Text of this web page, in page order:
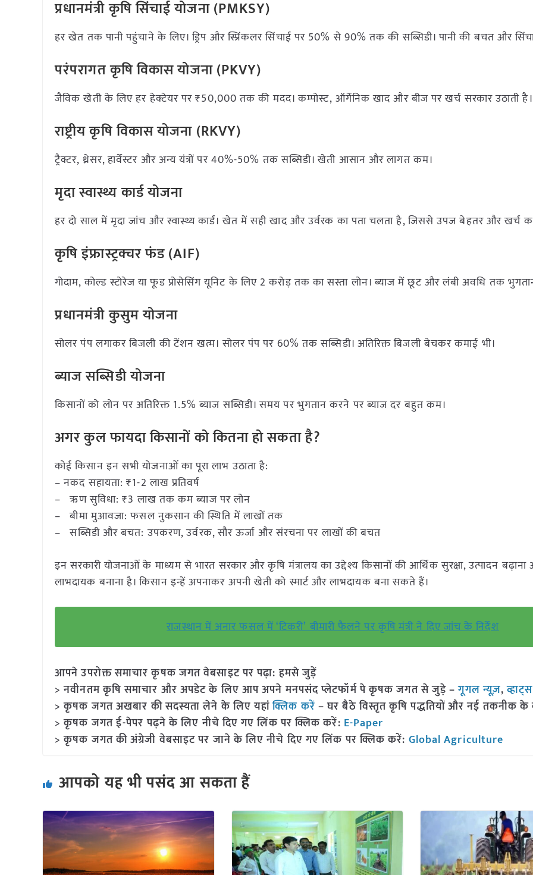
प्रधानमंत्री कृषि सिंचाई योजना (PMKSY)
हर खेत तक पानी पहुंचाने के लिए। ड्रिप और स्प्रिंकलर सिंचाई पर 50% से 90% तक की सब्सिडी। पानी की बचत और
परंपरागत कृषि विकास योजना (PKVY)
जैविक खेती के लिए हर हेक्टेयर पर ₹50,000 तक की मदद। कम्पोस्ट, ऑर्गेनिक खाद और बीज पर खर्च सरकार उठाती है।
राष्ट्रीय कृषि विकास योजना (RKVY)
ट्रैक्टर, थ्रेसर, हार्वेस्टर और अन्य यंत्रों पर 40%-50% तक सब्सिडी। खेती आसान और लागत कम।
मृदा स्वास्थ्य कार्ड योजना
हर दो साल में मृदा जांच और स्वास्थ्य कार्ड। खेत में सही खाद और उर्वरक का पता चलता है, जिससे उपज बेहतर और खर्च
कृषि इंफ्रास्ट्रक्चर फंड (AIF)
गोदाम, कोल्ड स्टोरेज या फूड प्रोसेसिंग यूनिट के लिए 2 करोड़ तक का सस्ता लोन। ब्याज में छूट और लंबी अवधि तक
प्रधानमंत्री कुसुम योजना
सोलर पंप लगाकर बिजली की टेंशन खत्म। सोलर पंप पर 60% तक सब्सिडी। अतिरिक्त बिजली बेचकर कमाई भी।
ब्याज सब्सिडी योजना
किसानों को लोन पर अतिरिक्त 1.5% ब्याज सब्सिडी। समय पर भुगतान करने पर ब्याज दर बहुत कम।
अगर कुल फायदा किसानों को कितना हो सकता है?
कोई किसान इन सभी योजनाओं का पूरा लाभ उठाता है:
– नकद सहायता: ₹1-2 लाख प्रतिवर्ष
– ऋण सुविधा: ₹3 लाख तक कम ब्याज पर लोन
– बीमा मुआवजा: फसल नुकसान की स्थिति में लाखों तक
– सब्सिडी और बचत: उपकरण, उर्वरक, सौर ऊर्जा और संरचना पर लाखों की बचत
इन सरकारी योजनाओं के माध्यम से भारत सरकार और कृषि मंत्रालय का उद्देश्य किसानों की आर्थिक सुरक्षा, उत्पादन
लाभदायक बनाना है। किसान इन्हें अपनाकर अपनी खेती को स्मार्ट और लाभदायक बना सकते हैं।
राजस्थान में अनार फसल में ‘टिकरी’ बीमारी फैलने पर कृषि मंत्री ने दिए जांच के निर्देश
आपने उपरोक्त समाचार कृषक जगत वेबसाइट पर पढ़ा: हमसे जुड़ें
> नवीनतम कृषि समाचार और अपडेट के लिए आप अपने मनपसंद प्लेटफॉर्म पे कृषक जगत से जुड़े –गूगल न्यूज़,
> कृषक जगत अखबार की सदस्यता लेने के लिए यहांक्लिक करें – घर बैठे विस्तृत कृषि पद्धतियों और नई तकनीक के
> कृषक जगत ई-पेपर पढ़ने के लिए नीचे दिए गए लिंक पर क्लिक करें: E-Paper
> कृषक जगत की अंग्रेजी वेबसाइट पर जाने के लिए नीचे दिए गए लिंक पर क्लिक करें: Global Agriculture
आपको यह भी पसंद आ सकता हैं